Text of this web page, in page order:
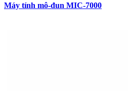
Máy tính mô-đun MIC-7000